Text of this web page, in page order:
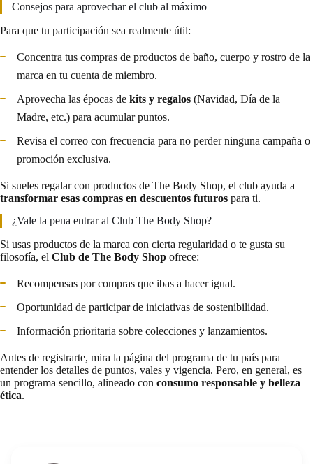
Consejos para aprovechar el club al máximo
Para que tu participación sea realmente útil:
Concentra tus compras de productos de baño, cuerpo y rostro de la
marca en tu cuenta de miembro.
Aprovecha las épocas de kits y regalos (Navidad, Día de la
Madre, etc.) para acumular puntos.
Revisa el correo con frecuencia para no perder ninguna campaña o
promoción exclusiva.
Si sueles regalar con productos de The Body Shop, el club ayuda a
transformar esas compras en descuentos futuros para ti.
¿Vale la pena entrar al Club The Body Shop?
Si usas productos de la marca con cierta regularidad o te gusta su
filosofía, el Club de The Body Shop ofrece:
Recompensas por compras que ibas a hacer igual.
Oportunidad de participar de iniciativas de sostenibilidad.
Información prioritaria sobre colecciones y lanzamientos.
Antes de registrarte, mira la página del programa de tu país para
entender los detalles de puntos, vales y vigencia. Pero, en general, es
un programa sencillo, alineado con consumo responsable y belleza
ética.